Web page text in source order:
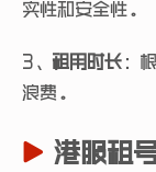
实性和安全性。
3、 租用时长 ：
浪费。
港服租